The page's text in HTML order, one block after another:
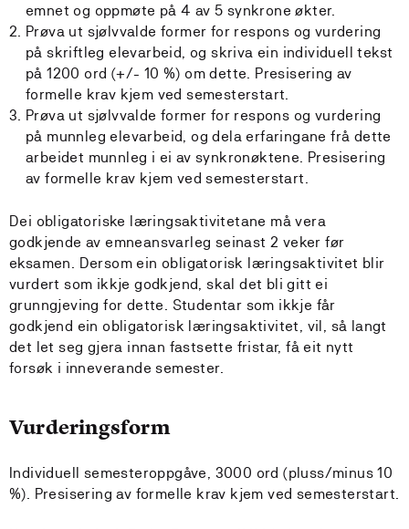
emnet og oppmøte på 4 av 5 synkrone økter.
Prøva ut sjølvvalde former for respons og vurdering
på skriftleg elevarbeid, og skriva ein individuell tekst
på 1200 ord (+/- 10 %) om dette. Presisering av
formelle krav kjem ved semesterstart.
Prøva ut sjølvvalde former for respons og vurdering
på munnleg elevarbeid, og dela erfaringane frå dette
arbeidet munnleg i ei av synkronøktene. Presisering
av formelle krav kjem ved semesterstart.
Dei obligatoriske læringsaktivitetane må vera
godkjende av emneansvarleg seinast 2 veker før
eksamen. Dersom ein obligatorisk læringsaktivitet blir
vurdert som ikkje godkjend, skal det bli gitt ei
grunngjeving for dette. Studentar som ikkje får
godkjend ein obligatorisk læringsaktivitet, vil, så langt
det let seg gjera innan fastsette fristar, få eit nytt
forsøk i inneverande semester.
Vurderingsform
Individuell semesteroppgåve, 3000 ord (pluss/minus 10
%). Presisering av formelle krav kjem ved semesterstart.